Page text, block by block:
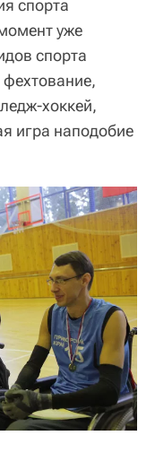
спорта
уже
спорта
фехтование,
хоккей,
игра наподобие